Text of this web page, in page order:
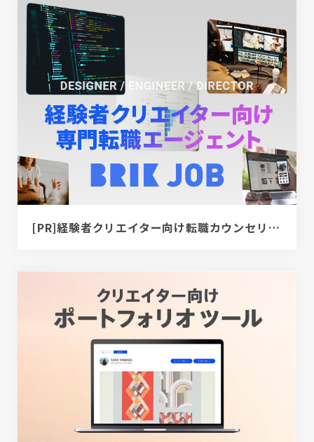
[PR]経験者クリエイター向け転職カウンセリング｜デザイナー / ディレクター / エンジニア